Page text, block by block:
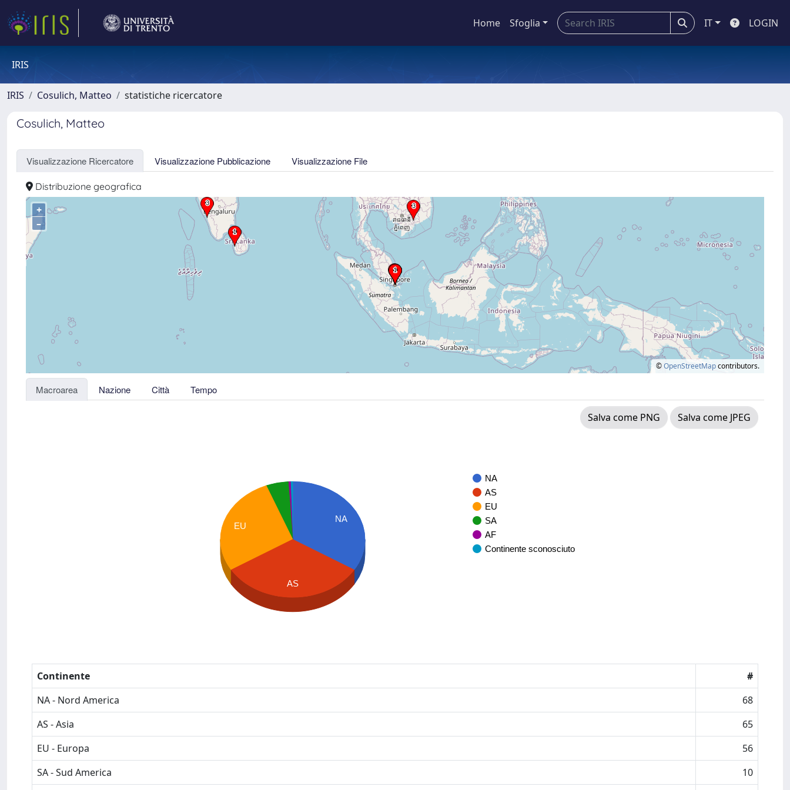
Home Sfoglia IT LOGIN
IRIS
IRIS Cosulich, Matteo statistiche ricercatore
Cosulich, Matteo
Visualizzazione Ricercatore Visualizzazione Pubblicazione Visualizzazione File
Distribuzione geografica
+
–
©OpenStreetMapcontributors.
Macroarea Nazione Città Tempo
Salva come PNG Salva come JPEG
NA
AS
EU
SA
AF
Continente sconosciuto
NA
EU
AS
Continente
#
NA - Nord America
68
AS - Asia
65
EU - Europa
56
SA - Sud America
10